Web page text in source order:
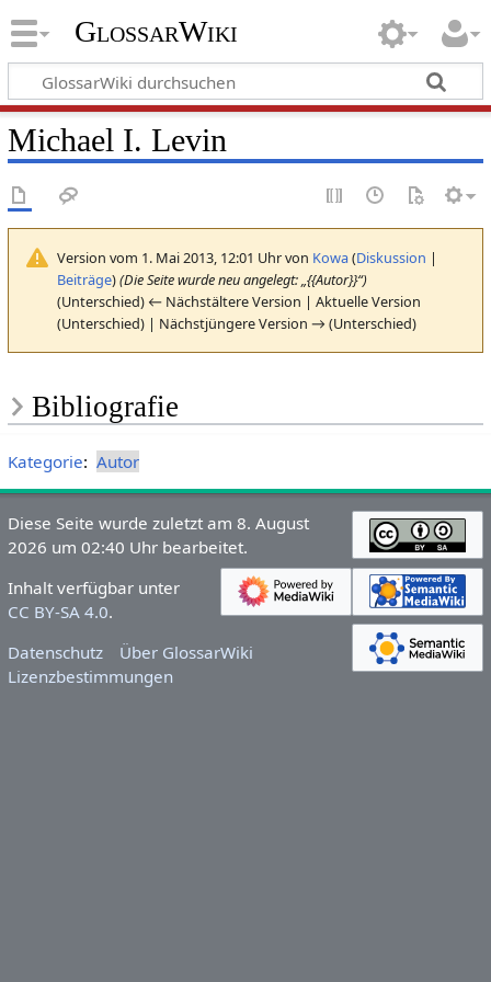
GlossarWiki
Michael I. Levin
Version vom 1. Mai 2013, 12:01 Uhr von Kowa(Diskussion |
Beiträge)(Die Seite wurde neu angelegt: „{{Autor}}“)
(Unterschied) ← Nächstältere Version | Aktuelle Version
(Unterschied) | Nächstjüngere Version → (Unterschied)
Bibliografie
Kategorie: Autor
Diese Seite wurde zuletzt am 8. August
2026 um 02:40 Uhr bearbeitet.
Inhalt verfügbar unter
CC BY-SA 4.0.
Datenschutz
Über GlossarWiki
Lizenzbestimmungen